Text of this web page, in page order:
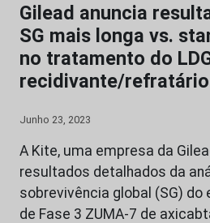
Gilead anuncia
SG mais longa vs.
no tratamento do
recidivante/refratário
Junho 23, 2023
A Kite, uma empresa da
resultados detalhados da
sobrevivência global (SG)
de Fase 3 ZUMA-7 de